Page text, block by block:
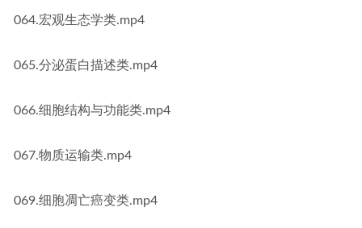
064.宏观生态学类.mp4
065.分泌蛋白描述类.mp4
066.细胞结构与功能类.mp4
067.物质运输类.mp4
069.细胞凋亡癌变类.mp4